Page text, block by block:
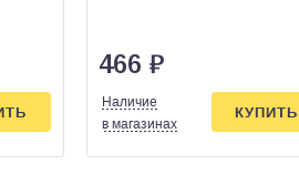
466 ₽
Наличие
в магазинах
КУПИТЬ